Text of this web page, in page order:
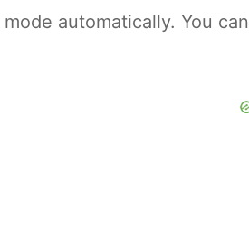
automatically. You can